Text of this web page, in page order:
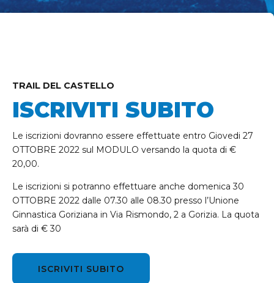
TRAIL DEL CASTELLO
ISCRIVITI SUBITO
Le iscrizioni dovranno essere effettuate entro Giovedi 27
OTTOBRE 2022 sul MODULO versando la quota di €
20,00.
Le iscrizioni si potranno effettuare anche domenica 30
OTTOBRE 2022 dalle 07.30 alle 08.30 presso l’Unione
Ginnastica Goriziana in Via Rismondo, 2 a Gorizia. La quota
sarà di € 30
ISCRIVITI SUBITO